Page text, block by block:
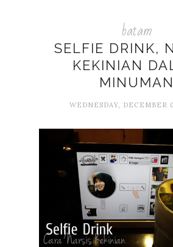
batam
SELFIE DRINK,
KEKINIAN
MINUMAN
WEDNESDAY, DECEMBER